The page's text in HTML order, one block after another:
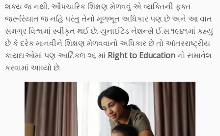
શક્ય જ નથી. ઔપચારિક શિક્ષણ મેળવવું એ વ્યક્તિની ફક્ત
જરૂરિયાત જ નહિ પરંતુ તેનો મૂળભૂત અધિકાર પણ છે અને આ વાત
સમગ્ર વિશ્વમાં સ્વીકૃત થઈ છે. યુનાઈટેડ નેશન્સે ઈ.સ.૧૯૪૧માં કહ્યું
છે કે દરેક માનવીને શિક્ષણ મેળવવાનો અધિકાર છે તો આંતરરાષ્ટ્રીય
કાયદાઓમાં પણ આર્ટિકલ ૨૬ માં Right to Educationનો સમાવેશ
કરવામાં આવ્યો છે.